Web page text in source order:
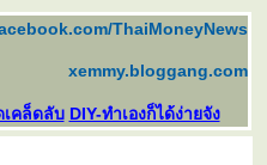
ThaiMoneyNews
xemmy.bloggang.com
เคล็ดลับ DIY-ทำเองก็ได้ง่ายจัง